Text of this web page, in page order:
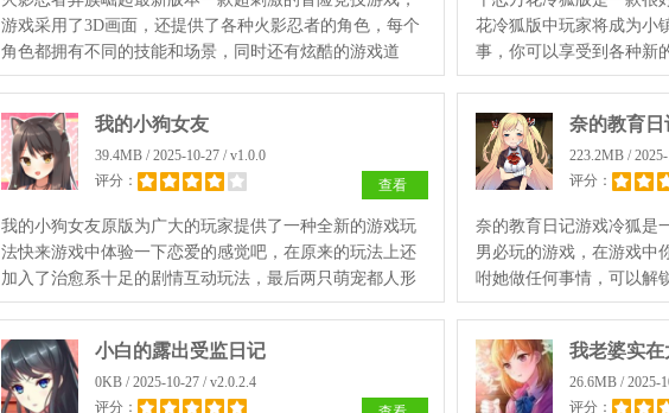
游戏采用了3D画面，还提供了各种火影忍者的角色，每个
角色都拥有不同的技能和场景，同时还有炫酷的游戏道
具，可以和你的忍者一起探索世界，感受各种丰富的冒险
花冷狐版中玩家将成为小
事，你可以享受到各种新
各种任务来解锁更多的游
我的小狗女友
39.4MB / 2025-10-27 / v1.0.0
评分：
查看
我的小狗女友原版为广大的玩家提供了一种全新的游戏玩
法快来游戏中体验一下恋爱的感觉吧，在原来的玩法上还
加入了治愈系十足的剧情互动玩法，最后两只萌宠都人形
化了，创造有趣的故事内容。
奈的教育
223.2MB /
评分：
奈的教育日记游戏冷狐是
男必玩的游戏，在游戏中
咐她做任何事情，可以解
的，体验一个又一个温馨
小白的露出受监日记
0KB / 2025-10-27 / v2.0.2.4
评分：
我老婆实在
26.6MB / 2025-
评分：